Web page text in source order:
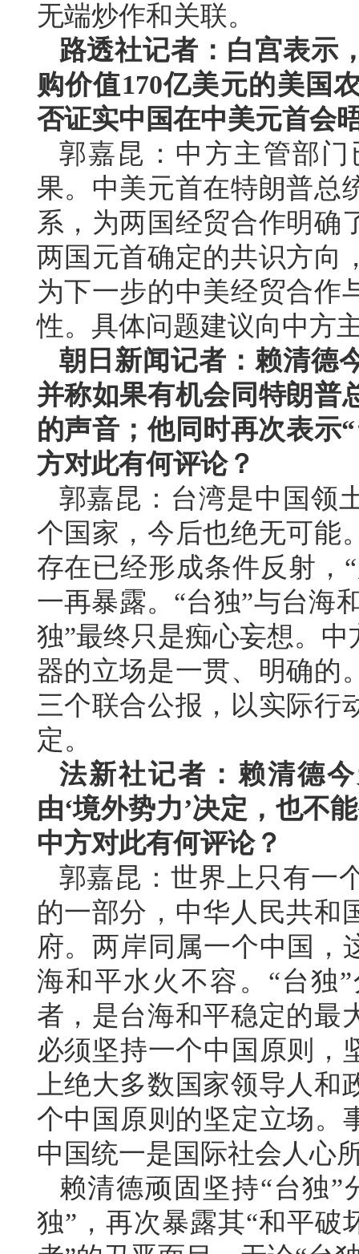
无端炒作和关联。
路透社记者：白宫表示
购价值170亿美元的美国
否证实中国在中美元首会
郭嘉昆：中方主管部
果。中美元首在特朗普总
系，为两国经贸合作明确
两国元首确定的共识方向
为下一步的中美经贸合作
性。具体问题建议向中方
朝日新闻记者：赖清德
并称如果有机会同特朗普
的声音；他同时再次表示
方对此有何评论？
郭嘉昆：台湾是中国领
个国家，今后也绝无可能
存在已经形成条件反射，
一再暴露。“台独”与台海
独”最终只是痴心妄想。
器的立场是一贯、明确的
三个联合公报，以实际行
定。
法新社记者：赖清德
由‘境外势力’决定，也不
中方对此有何评论？
郭嘉昆：世界上只有一
的一部分，中华人民共和
府。两岸同属一个中国，
海和平水火不容。“台独
者，是台海和平稳定的最
必须坚持一个中国原则，
上绝大多数国家领导人
个中国原则的坚定立场。
中国统一是国际社会人心
赖清德顽固坚持“台独”
独”，再次暴露其“和平破